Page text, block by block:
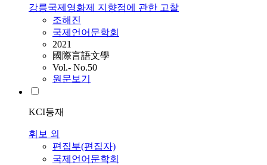
강릉국제영화제 지향점에 관한 고찰
조해진
국제언어문학회
2021
國際言語文學
Vol.- No.50
원문보기
KCI등재
휘보 외
편집부(편집자)
국제언어문학회